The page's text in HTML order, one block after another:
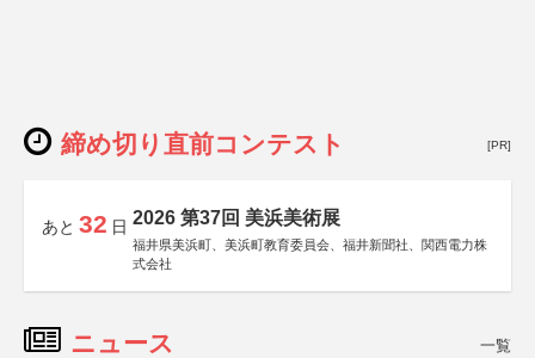
締め切り直前コンテスト [PR]
あと 32 日 2026 第37回 美浜美術展
福井県美浜町、美浜町教育委員会、福井新聞社、関西電力株
式会社
ニュース 一覧